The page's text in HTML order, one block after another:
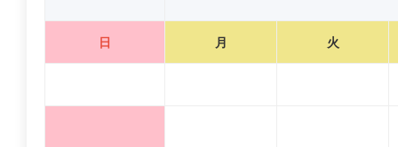
日 月 火